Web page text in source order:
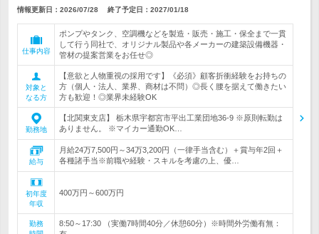
情報更新日：2026/07/28 終了予定日： 2027/01/18
仕事内容
ポンプやタンク、空調機などを製造・販売・施工・保全まで一貫
して行う同社で、オリジナル製品や各メーカーの建築設備機器・
管材の提案営業をお任せ◎
対象と
なる方
【意欲と人物重視の採用です】《必須》顧客折衝経験をお持ちの
方（個人・法人、業界、商材は不問）◎長く腰を据えて働きたい
方も歓迎！◎業界未経験OK
勤務地
【北関東支店】 栃木県宇都宮市平出工業団地36-9 ※原則転勤は
ありません。 ※マイカー通勤OK…
給与
月給24万7,500円～34万3,200円（一律手当含む）＋賞与年2回＋
各種諸手当※前職や経験・スキルを考慮の上、優…
初年度
年収
400万円～600万円
勤務
8:50～17:30 （実働7時間40分／休憩60分）※時間外労働有無：